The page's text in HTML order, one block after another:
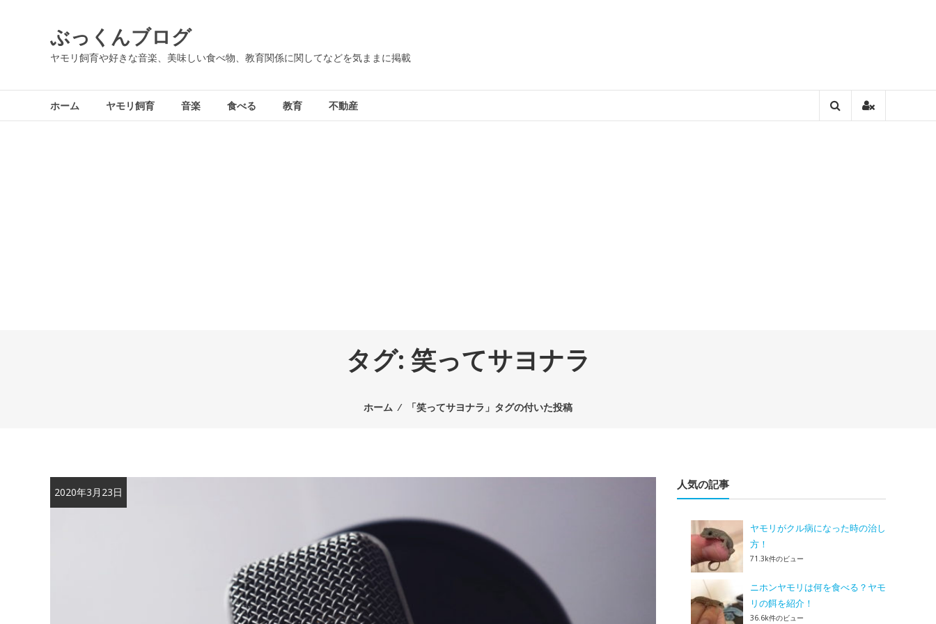
へ
キ
ぶっくんブログ
ヤモリ飼育や好きな音楽、美味しい食べ物、教育関係に関してなどを気ままに掲載
ホーム ヤモリ飼育 音楽 食べる 教育 不動産
タグ: 笑ってサヨナラ
ホーム ⁄ 「笑ってサヨナラ」タグの付いた投稿
2020年3月23日
人気の記事
ヤモリがクル病になった時の治し
方！
71.3k件のビュー
ニホンヤモリは何を食べる？ヤモ
リの餌を紹介！
36.6k件のビュー